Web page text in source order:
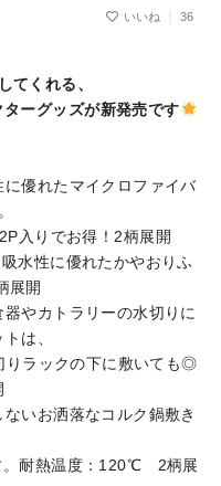
36
てくれる、
ーグッズが新発売です
優れたマイクロファイバ
入りでお得！2柄展開
水性に優れたかやおりふ
展開
やカトラリーの水切りに
は、
りラックの下に敷いても◎
いお洒落なコルク鍋敷き
。耐熱温度：120℃ 2柄展